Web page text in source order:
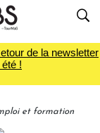
de la newsletter
!
et formation